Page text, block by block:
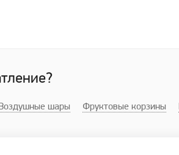
Воздушные шары Фруктовые корзины